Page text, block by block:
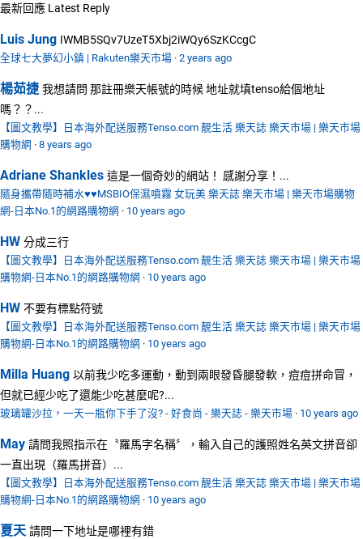
最新回應 Latest Reply
Luis Jung IWMB5SQv7UzeT5Xbj2iWQy6SzKCcgC
全球七大夢幻小鎮 | Rakuten樂天市場 · 2 years ago
楊茹捷 我想請問 那註冊樂天帳號的時候 地址就填tenso給個地址
嗎？？...
【圖文教學】日本海外配送服務Tenso.com 靚生活 樂天誌 樂天市場 | 樂天市場
購物網 · 8 years ago
Adriane Shankles 這是一個奇妙的網站！ 感謝分享！...
隨身攜帶隨時補水♥♥MSBIO保濕噴霧 女玩美 樂天誌 樂天市場 | 樂天市場購物
網-日本No.1的網路購物網 · 10 years ago
HW 分成三行
【圖文教學】日本海外配送服務Tenso.com 靚生活 樂天誌 樂天市場 | 樂天市場
購物網-日本No.1的網路購物網 · 10 years ago
HW 不要有標點符號
【圖文教學】日本海外配送服務Tenso.com 靚生活 樂天誌 樂天市場 | 樂天市場
購物網-日本No.1的網路購物網 · 10 years ago
Milla Huang 以前我少吃多運動，動到兩眼發昏腿發軟，痘痘拼命冒，
但就已經少吃了還能少吃甚麼呢?...
玻璃罐沙拉，一天一瓶你下手了沒? - 好食尚 - 樂天誌 - 樂天市場 · 10 years ago
May 請問我照指示在〝羅馬字名稱〞，輸入自己的護照姓名英文拼音卻
一直出現（羅馬拼音）...
【圖文教學】日本海外配送服務Tenso.com 靚生活 樂天誌 樂天市場 | 樂天市場
購物網-日本No.1的網路購物網 · 10 years ago
夏天 請問一下地址是哪裡有錯